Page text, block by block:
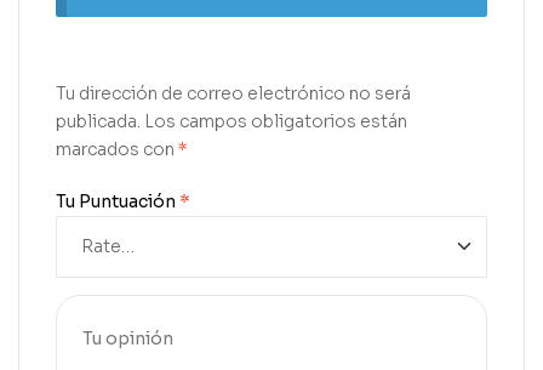
Tu dirección de correo electrónico no será
publicada. Los campos obligatorios están
marcados con *
Tu Puntuación *